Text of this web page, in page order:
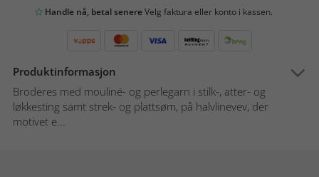
Handle nå, betal senereVelg faktura eller konto i kassen.
Produktinformasjon
Broderes med mouliné- og perlegarn i stilk-, atter- og
løkkesting samt strek- og plattsøm, på halvlinevev, der
motivet e...